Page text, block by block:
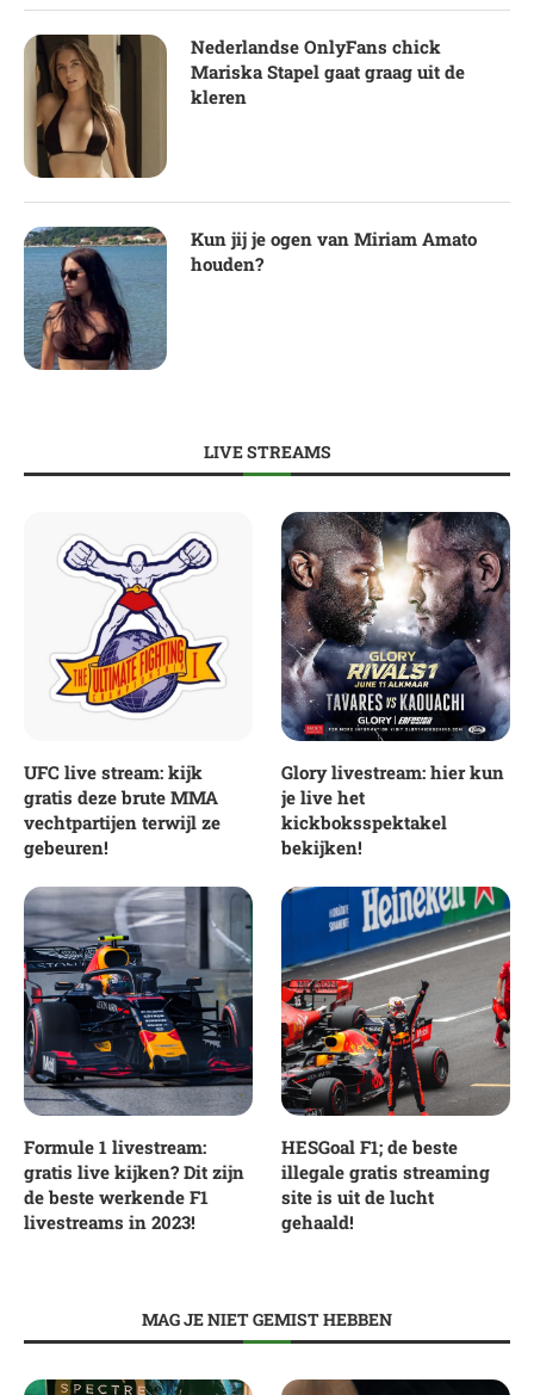
Nederlandse OnlyFans chick
Mariska Stapel gaat graag uit de
kleren
Kun jij je ogen van Miriam Amato
houden?
LIVE STREAMS
UFC live stream: kijk
gratis deze brute MMA
vechtpartijen terwijl ze
gebeuren!
Glory livestream: hier kun
je live het
kickboksspektakel
bekijken!
Formule 1 livestream:
gratis live kijken? Dit zijn
de beste werkende F1
livestreams in 2023!
HESGoal F1; de beste
illegale gratis streaming
site is uit de lucht
gehaald!
MAG JE NIET GEMIST HEBBEN